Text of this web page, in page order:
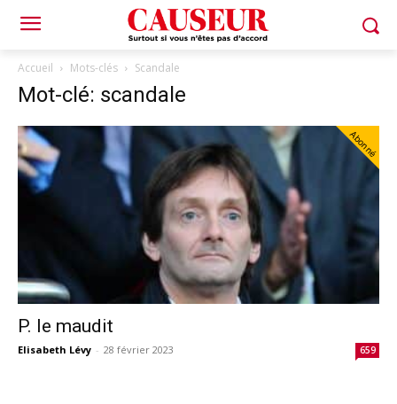
Accueil Mots-clés Scandale
Mot-clé: scandale
Abonné
P. le maudit
Elisabeth Lévy - 28 février 2023 659